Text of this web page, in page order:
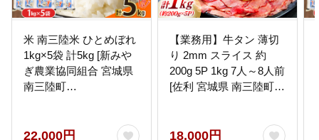
米 南三陸米 ひとめぼれ
1kg×5袋 計5kg [新みや
ぎ農業協同組合 宮城県
南三陸町
ごはん コメ こめ 小分け
22,000円
【業務用】牛タン 薄切
り 2mm スライス 約
200g 5P 1kg 7人～8人前
[佐利 宮城県 南三陸町
小分け
18,000円